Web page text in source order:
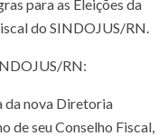
para as Eleições da
do SINDOJUS/RN.
RN:
da nova Diretoria
de seu Conselho Fiscal,